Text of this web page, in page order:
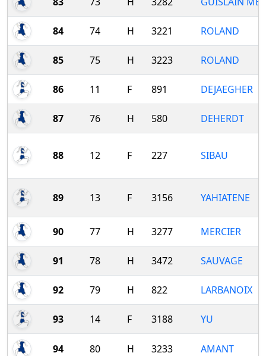
84 74 H 3221 ROLAND
85 75 H 3223 ROLAND
86 11 F 891 DEJAEGHER
87 76 H 580 DEHERDT
88 12 F 227 SIBAU
89 13 F 3156 YAHIATENE
90 77 H 3277 MERCIER
91 78 H 3472 SAUVAGE
92 79 H 822 LARBANOIX
93 14 F 3188 YU
94 80 H 3233 AMANT